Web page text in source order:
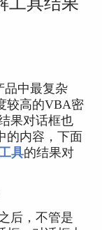
品中最复杂
较高的VBA密
果对话框也
的内容，下面
具的结果对
后，不管是